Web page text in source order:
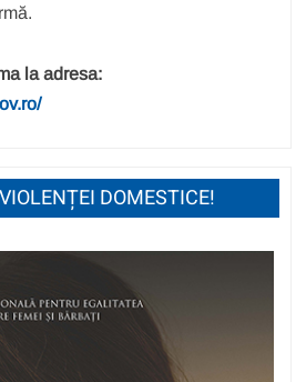
la adresa:
DOMESTICE!